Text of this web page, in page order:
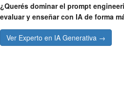
¿Querés dominar el prompt
evaluar y enseñar con IA de forma
Ver Experto en IA Generativa →